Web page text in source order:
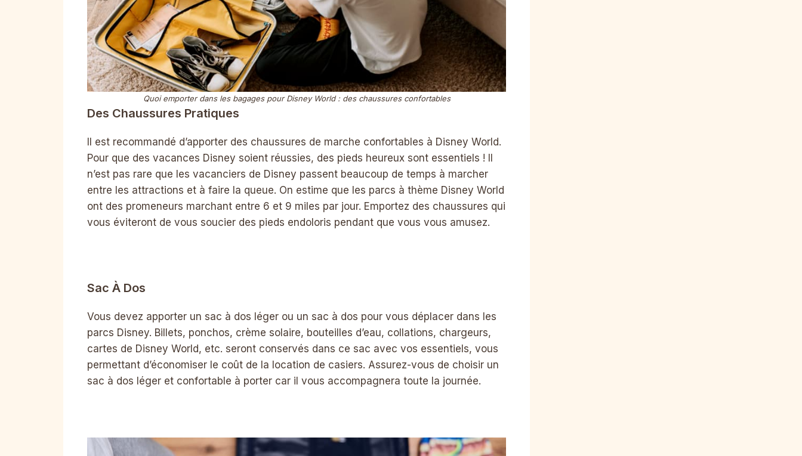
Quoi emporter dans les bagages pour Disney World : des chaussures confortables
Des Chaussures Pratiques
Il est recommandé d’apporter des chaussures de marche confortables à Disney World.
Pour que des vacances Disney soient réussies, des pieds heureux sont essentiels ! Il
n’est pas rare que les vacanciers de Disney passent beaucoup de temps à marcher
entre les attractions et à faire la queue. On estime que les parcs à thème Disney World
ont des promeneurs marchant entre 6 et 9 miles par jour. Emportez des chaussures qui
vous éviteront de vous soucier des pieds endoloris pendant que vous vous amusez.
Sac À Dos
Vous devez apporter un sac à dos léger ou un sac à dos pour vous déplacer dans les
parcs Disney. Billets, ponchos, crème solaire, bouteilles d’eau, collations, chargeurs,
cartes de Disney World, etc. seront conservés dans ce sac avec vos essentiels, vous
permettant d’économiser le coût de la location de casiers. Assurez-vous de choisir un
sac à dos léger et confortable à porter car il vous accompagnera toute la journée.